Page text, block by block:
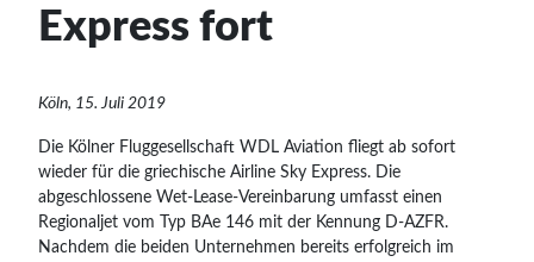
Express fort
Köln, 15. Juli 2019
Die Kölner Fluggesellschaft WDL Aviation fliegt ab sofort
wieder für die griechische Airline Sky Express. Die
abgeschlossene Wet-Lease-Vereinbarung umfasst einen
Regionaljet vom Typ BAe 146 mit der Kennung D-AZFR.
Nachdem die beiden Unternehmen bereits erfolgreich im